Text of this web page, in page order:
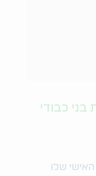
בני כבודי
שלו